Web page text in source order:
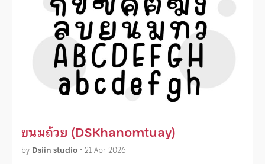
ขนมถ้วย (DSKhanomtuay)
by Dsiin studio • 21 Apr 2026